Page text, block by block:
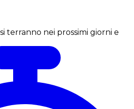
terranno nei prossimi giorni e